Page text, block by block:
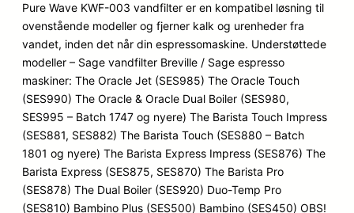
Pure Wave KWF-003 vandfilter er en kompatibel løsning til
ovenstående modeller og fjerner kalk og urenheder fra
vandet, inden det når din espressomaskine. Understøttede
modeller – Sage vandfilter Breville / Sage espresso
maskiner: The Oracle Jet (SES985) The Oracle Touch
(SES990) The Oracle & Oracle Dual Boiler (SES980,
SES995 – Batch 1747 og nyere) The Barista Touch Impress
(SES881, SES882) The Barista Touch (SES880 – Batch
1801 og nyere) The Barista Express Impress (SES876) The
Barista Express (SES875, SES870) The Barista Pro
(SES878) The Dual Boiler (SES920) Duo-Temp Pro
(SES810) Bambino Plus (SES500) Bambino (SES450) OBS!